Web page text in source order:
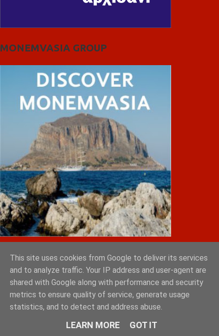
MONEMVASIA GROUP
IATRIKOS.gr
Φόρτωση...
ΨΗΣΤΑΡΙΑ ΚΑΦΕ ΛΕΩΝΙΔΑΣ ΣΠΑΡΤΗ
This site uses cookies from Google to deliver its services
and to analyze traffic. Your IP address and user-agent are
shared with Google along with performance and security
metrics to ensure quality of service, generate usage
statistics, and to detect and address abuse.
LEARN MORE GOT IT